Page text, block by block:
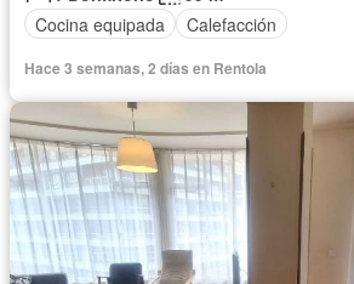
Cocina equipada
Calefacción
Hace 3 semanas, 2 días en Rentola